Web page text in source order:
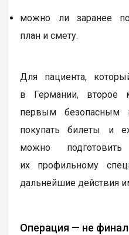
можно ли заранее
план и смету.
Для пациента,
в Германии, второе
первым безопасным
покупать билеты и
можно
их профильному
дальнейшие действия
Операция — не